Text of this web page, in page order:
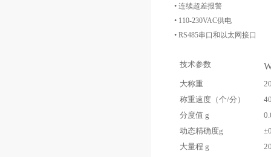
• 连续超差报警
• 110-230VAC供电
• RS485串口和以太网接口
技术参数
大称重
称重速度（个/分）
分度值 g
0
动态精确度g
大量程 g
2